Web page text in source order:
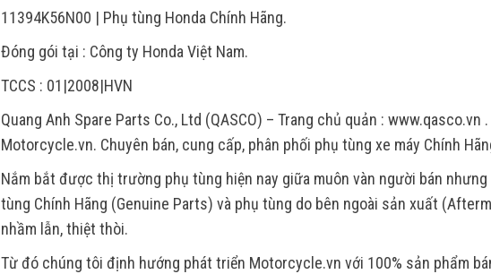
11394K56N00 | Phụ tùng Honda Chính Hãng.
Đóng gói tại : Công ty Honda Việt Nam.
TCCS : 01|2008|HVN
Quang Anh Spare Parts Co., Ltd (QASCO) – Trang chủ quản : www.qasco.vn
Motorcycle.vn. Chuyên bán, cung cấp, phân phối phụ tùng xe máy Chính
Nắm bắt được thị trường phụ tùng hiện nay giữa muôn vàn người bán
tùng Chính Hãng (Genuine Parts) và phụ tùng do bên ngoài sản xuất
nhầm lẫn, thiệt thòi.
Từ đó chúng tôi định hướng phát triển Motorcycle.vn với 100% sản phẩm